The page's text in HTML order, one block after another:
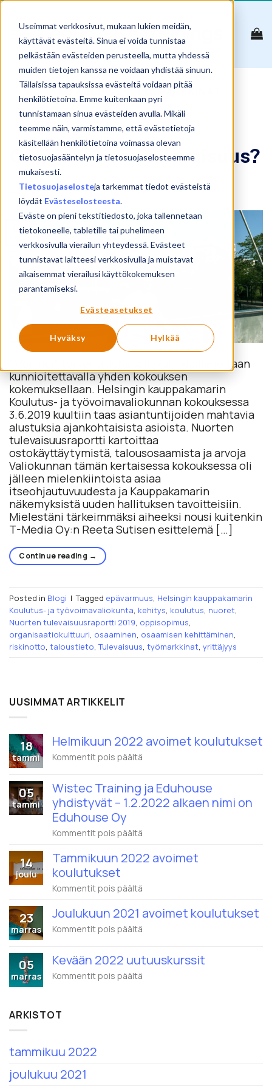
Useimmat verkkosivut, mukaan lukien meidän,
käyttävät evästeitä. Sinua ei voida tunnistaa
pelkästään evästeiden perusteella, mutta yhdessä
muiden tietojen kanssa ne voidaan yhdistää sinuun.
Tällaisissa tapauksissa evästeitä voidaan pitää
henkilötietoina. Emme kuitenkaan pyri
tunnistamaan sinua evästeiden avulla. Mikäli
teemme näin, varmistamme, että evästetietoja
käsitellään henkilötietoina voimassa olevan
tietosuojasääntelyn ja tietosuojaselosteemme
mukaisesti.
Tietosuojaselosteja tarkemmat tiedot evästeistä
löydät Evästeselosteesta.
Eväste on pieni tekstitiedosto, joka tallennetaan
tietokoneelle, tabletille tai puhelimeen
verkkosivulla vierailun yhteydessä. Evästeet
tunnistavat laitteesi verkkosivulla ja muistavat
aikaisemmat vierailusi käyttökokemuksen
parantamiseksi.
Evästeasetukset
Hyväksy Hylkää
Skip
content
TAG ARCHIVES: TYÖMARKKINAT
BLOGI
Onko nuorissa tulevaisuus?
POSTED ON6.6.2019BYSAMULI KOSKINEN
06
kesä
”Moi moi”, tervehti Juha valiokuntakollegoitaan
kunnioitettavalla yhden kokouksen
kokemuksellaan. Helsingin kauppakamarin
Koulutus- ja työvoimavaliokunnan kokouksessa
3.6.2019 kuultiin taas asiantuntijoiden mahtavia
alustuksia ajankohtaisista asioista. Nuorten
tulevaisuusraportti kartoittaa
ostokäyttäytymistä, talousosaamista ja arvoja
Valiokunnan tämän kertaisessa kokouksessa oli
jälleen mielenkiintoista asiaa
itseohjautuvuudesta ja Kauppakamarin
näkemyksistä uuden hallituksen tavoitteisiin.
Mielestäni tärkeimmäksi aiheeksi nousi kuitenkin
T-Media Oy:n Reeta Sutisen esittelemä […]
Continue reading →
Posted in Blogi | Tagged epävarmuus, Helsingin kauppakamarin
Koulutus- ja työvoimavaliokunta, kehitys, koulutus, nuoret,
Nuorten tulevaisuusraportti 2019, oppisopimus,
organisaatiokulttuuri, osaaminen, osaamisen kehittäminen,
riskinotto, taloustieto,Tulevaisuus, työmarkkinat, yrittäjyys
UUSIMMAT ARTIKKELIT
18
tammi
Helmikuun 2022 avoimet koulutukset
Kommentit pois päältä
avoimet
koulutukset
05
tammi
Wistec Training ja Eduhouse
yhdistyvät – 1.2.2022 alkaen nimi on
Eduhouse Oy
Kommentit pois päältä
Training
ja
alkaen
nimi
14
joulu
Tammikuun 2022 avoimet
koulutukset
Kommentit pois päältä
2022
avoimet
23
marras
Joulukuun 2021 avoimet koulutukset
Kommentit pois päältä
avoimet
koulutukset
05
marras
Kevään 2022 uutuuskurssit
Kommentit pois päältä
ARKISTOT
tammikuu 2022
joulukuu 2021